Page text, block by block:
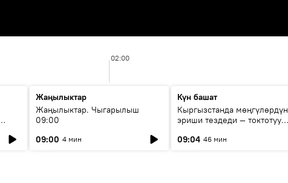
02:00
Жаңылыктар
Жаңылыктар. Чыгарылыш
09:00
09:00 4 мин
Күн башат
Кыргызстанда мөңгүлөрдүн
эриши тездеди — токтотуу
09:04 46 мин